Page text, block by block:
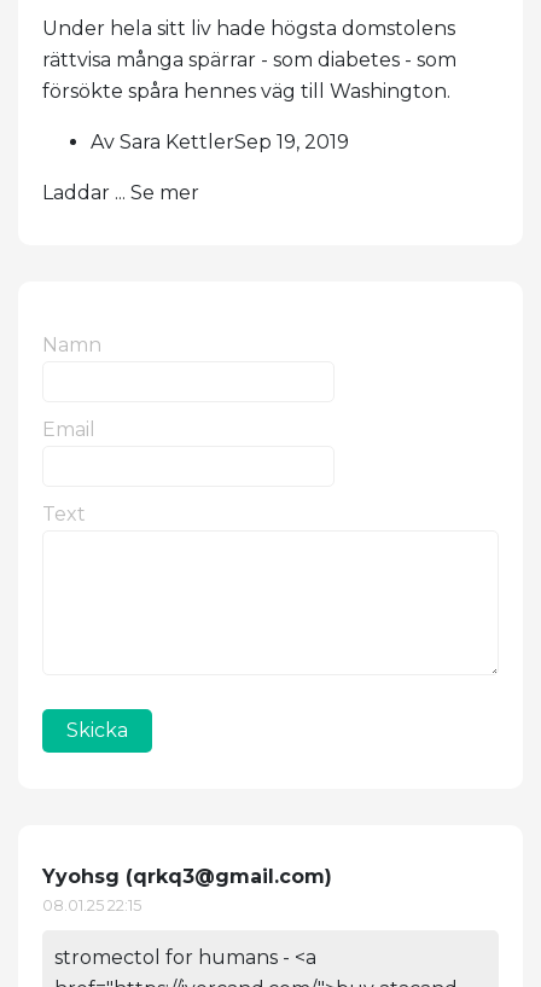
Under hela sitt liv hade högsta domstolens
rättvisa många spärrar - som diabetes - som
försökte spåra hennes väg till Washington.
Av Sara KettlerSep 19, 2019
Laddar ... Se mer
Namn
Email
Text
Skicka
Yyohsg (qrkq3@gmail.com)
08.01.25 22:15
stromectol for humans - <a